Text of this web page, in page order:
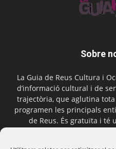
Sobre
La Guia de Reus Cultura i
d’informació cultural i de
trajectòria, que aglutina tota
programen les principals
de Reus. És gratuïta i té